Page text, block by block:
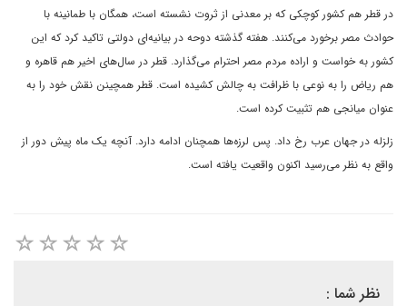
در قطر هم کشور کوچکی که بر معدنی از ثروت نشسته است، همگان با طمانینه با
حوادث مصر برخورد می‌کنند. هفته گذشته دوحه در بیانیه‌ای دولتی تاکید کرد که این
کشور به خواست و اراده مردم مصر احترام می‌گذارد. قطر در سال‌های اخیر هم قاهره و
هم ریاض را به نوعی با ظرافت به چالش کشیده است. قطر همچینن نقش خود را به
عنوان میانجی هم تثبیت کرده است.
زلزله در جهان عرب رخ داد. پس لرزه‌ها همچنان ادامه دارد. آنچه یک ماه پیش دور از
واقع به نظر می‌رسید اکنون واقعیت یافته است.
نظر شما :